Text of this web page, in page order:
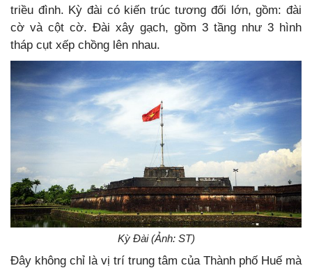
triều đình. Kỳ đài có kiến trúc tương đối lớn, gồm: đài
cờ và cột cờ. Đài xây gạch, gồm 3 tầng như 3 hình
tháp cụt xếp chồng lên nhau.
Kỳ Đài (Ảnh: ST)
Đây không chỉ là vị trí trung tâm của Thành phố Huế mà